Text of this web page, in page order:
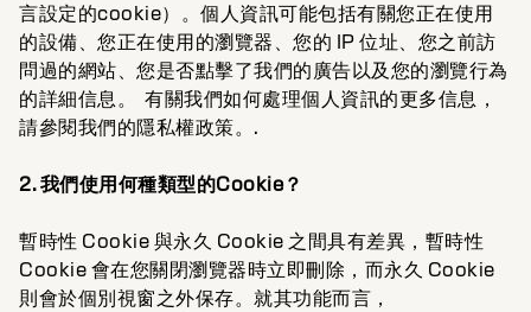
言設定的cookie）。個人資訊可能包括有關您正在使用
的設備、您正在使用的瀏覽器、您的 IP 位址、您之前訪
問過的網站、您是否點擊了我們的廣告以及您的瀏覽行為
的詳細信息。 有關我們如何處理個人資訊的更多信息，
請參閱我們的隱私權政策。 .
2. 我們使用何種類型的Cookie？
暫時性 Cookie 與永久 Cookie 之間具有差異，暫時性
Cookie 會在您關閉瀏覽器時立即刪除，而永久 Cookie
則會於個別視窗之外保存。就其功能而言，